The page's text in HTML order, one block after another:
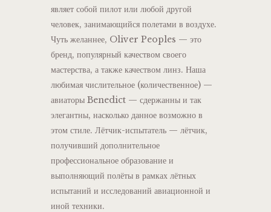
являет собой пилот или любой другой
человек, занимающийся полетами в воздухе.
Чуть желаннее, Oliver Peoples — это
бренд, популярный качеством своего
мастерства, а также качеством линз. Наша
любимая числительное (количественное) —
авиаторы Benedict — сдержанны и так
элегантны, насколько данное возможно в
этом стиле. Лётчик-испытатель — лётчик,
получивший дополнительное
профессиональное образование и
выполняющий полёты в рамках лётных
испытаний и исследований авиационной и
иной техники.